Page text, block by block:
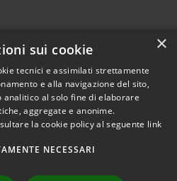
Copyright © 2026 • Comune di
Silvi • Powered by
×
sui cookie
tecnici e assimilati strettamente
e alla navigazione del sito,
analitico al solo fine di elaborare
aggregate e anonime.
la cookie policy al seguente link
NECESSARI